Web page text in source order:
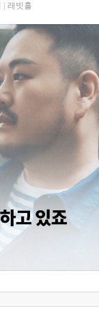
래빗홀